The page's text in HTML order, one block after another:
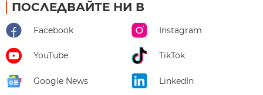
ПОСЛЕДВАЙТЕ НИ В
Facebook Instagram
YouTube TikTok
Google News LinkedIn